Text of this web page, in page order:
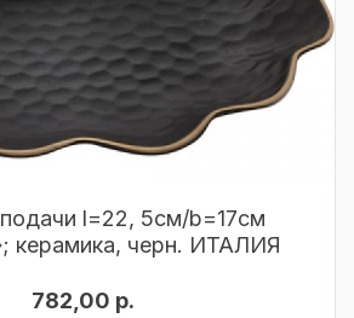
l=22, 5см/b=17см
керамика, черн. ИТАЛИЯ
782,00 р.